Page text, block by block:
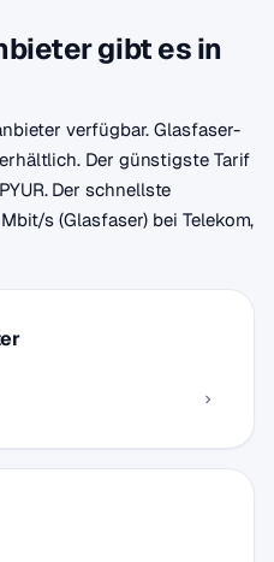
gibt es in
verfügbar. Glasfaser-
Der günstigste Tarif
Der schnellste
s (Glasfaser) bei Telekom,